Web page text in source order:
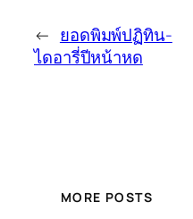
← ยอดพิมพ์ปฏิทิน-
ไดอารี่ปีหน้าหด
MORE POSTS